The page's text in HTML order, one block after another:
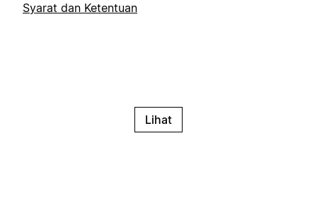
Syarat dan Ketentuan
Lihat